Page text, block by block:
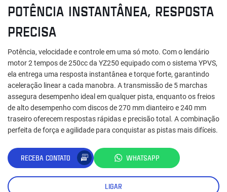
POTÊNCIA INSTANTÂNEA, RESPOSTA
PRECISA
Potência, velocidade e controle em uma só moto. Com o lendário
motor 2 tempos de 250cc da YZ250 equipado com o sistema YPVS,
ela entrega uma resposta instantânea e torque forte, garantindo
aceleração linear a cada manobra. A transmissão de 5 marchas
assegura desempenho ideal em qualquer pista, enquanto os freios
de alto desempenho com discos de 270 mm dianteiro e 240 mm
traseiro oferecem respostas rápidas e precisão total. A combinação
perfeita de força e agilidade para conquistar as pistas mais difíceis.
RECEBA CONTATO WHATSAPP
LIGAR